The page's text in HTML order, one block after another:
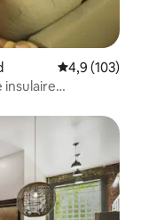
Évaluation
4,9 (103)
insulaire